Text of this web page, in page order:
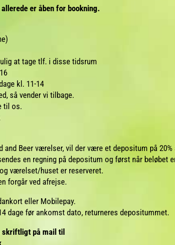
er åben for bookning.
at tage tlf. i disse tidsrum
kl. 11-14
så vender vi tilbage.
til os.
and Beer værelser, vil der være et depositum på 20%
en regning på depositum og først når beløbet
værelset/huset er reserveret.
forgår ved afrejse.
eller Mobilepay.
dage før ankomst dato, returneres depositummet.
skriftligt på mail til